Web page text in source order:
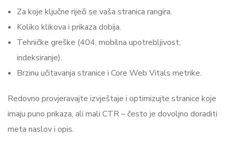
Za koje ključne riječi se vaša stranica rangira.
Koliko klikova i prikaza dobija.
Tehničke greške (404, mobilna upotrebljivost,
indeksiranje).
Brzinu učitavanja stranice i Core Web Vitals metrike.
Redovno provjeravajte izvještaje i optimizujte stranice koje
imaju puno prikaza, ali mali CTR – često je dovoljno doraditi
meta naslov i opis.